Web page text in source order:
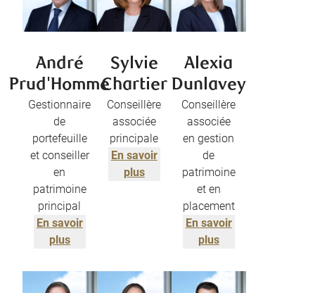
André
Prud'Homme
Gestionnaire
de
portefeuille
et conseiller
en
patrimoine
principal
En savoir
plus
Sylvie
Chartier
Conseillère
associée
principale
En savoir
plus
Alexia
Dunlavey
Conseillère
associée
en gestion
de
patrimoine
et en
placement
En savoir
plus